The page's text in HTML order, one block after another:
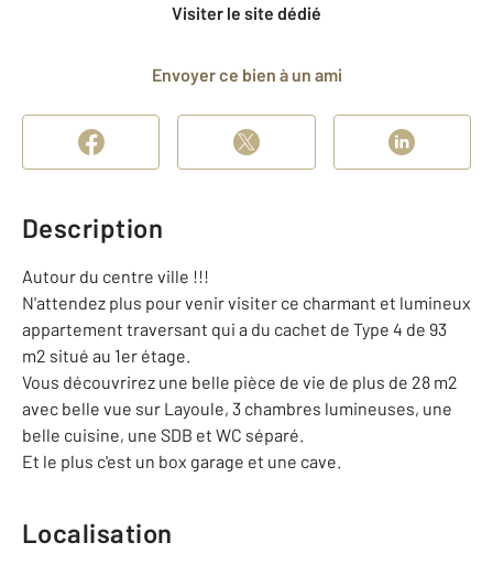
Visiter le site dédié
Envoyer ce bien à un ami
Description
Autour du centre ville !!!
N'attendez plus pour venir visiter ce charmant et lumineux
appartement traversant qui a du cachet de Type 4 de 93
m2 situé au 1er étage.
Vous découvrirez une belle pièce de vie de plus de 28 m2
avec belle vue sur Layoule, 3 chambres lumineuses, une
belle cuisine, une SDB et WC séparé.
Et le plus c'est un box garage et une cave.
Localisation